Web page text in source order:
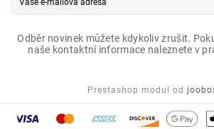
Odběr novinek můžete kdykoliv zrušit.
naše kontaktní informace naleznete v
Prestashop modul od